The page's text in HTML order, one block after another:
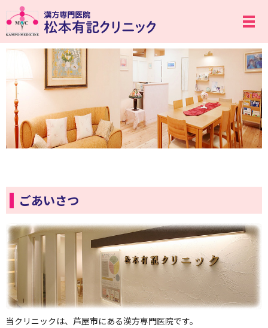
メ
ごあいさつ
当クリニックは、芦屋市にある漢方専門医院です。